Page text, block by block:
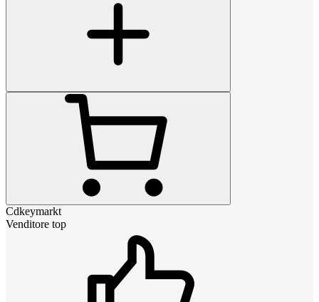
Cdkeymarkt
Venditore top